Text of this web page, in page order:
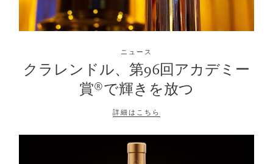
ニュース
クラレンドル、第96回アカデミー
賞®で輝きを放つ
詳細はこちら